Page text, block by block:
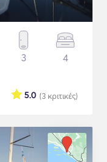
3 4
(3 κριτικές)
5.0